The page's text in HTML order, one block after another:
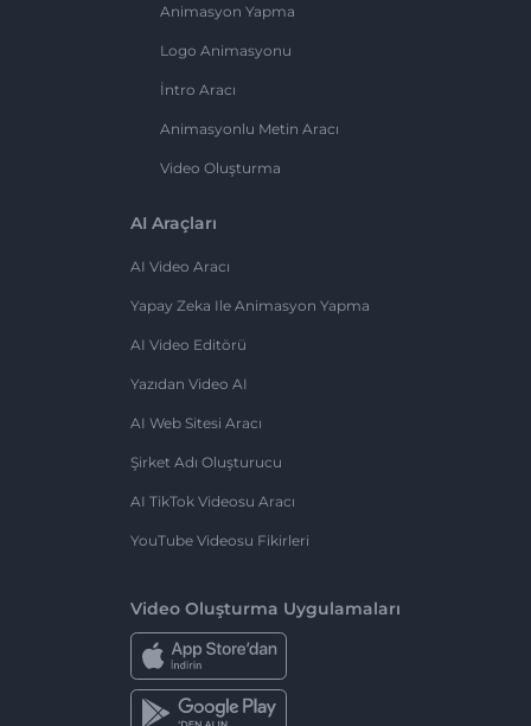
Animasyon Yapma
Logo Animasyonu
İntro Aracı
Animasyonlu Metin Aracı
Video Oluşturma
AI Araçları
AI Video Aracı
Yapay Zeka Ile Animasyon Yapma
AI Video Editörü
Yazıdan Video AI
AI Web Sitesi Aracı
Şirket Adı Oluşturucu
AI TikTok Videosu Aracı
YouTube Videosu Fikirleri
Video Oluşturma Uygulamaları